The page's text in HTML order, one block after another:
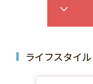
ライフスタイル